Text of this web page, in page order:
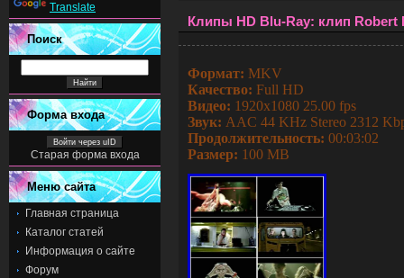
Translate
Поиск
Форма входа
Войти через uID
Старая форма входа
Меню сайта
Главная страница
Каталог статей
Информация о сайте
Форум
Клипы HD Blu-Ray: клип Robert
Формат: MKV
Качество: Full HD
Видео: 1920x1080 25.00 fps
Звук: AAC 44 KHz Stereo 2312
Продолжительность: 00:03:02
Размер: 100 MB